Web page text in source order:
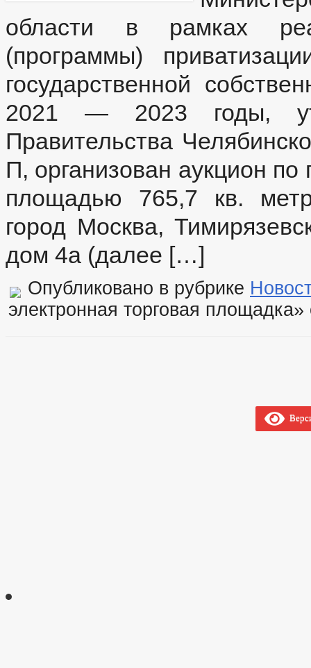
ОБРАТНАЯ СВЯЗЬ ДЛЯ СООБЩЕНИЙ О ФАКТАХ КОРРУПЦИИ
ПРАВОВЫЕ АКТЫ
РЕШЕНИЯ
ПРОТЕСТЫ
РАСПОРЯЖЕНИЯ АДМИНИСТРАЦИИ
ПУБЛИЧНЫЕ СЛУШАНИЯ
БЮДЖЕТ
ОТЧЕТ ОБ ИСПОЛНЕНИИ БЮДЖЕТА
МУНИЦИПАЛЬНЫЕ УСЛУГИ
МУНИЦИПАЛЬНЫЕ УСЛУГИ
ЕДИНЫЙ ПОРТАЛ ГОСУДАРСТВЕННЫХ
ПРИЕМ ГРАЖДАН
ОБРАЩЕНИЕ К ГЛАВЕ
ИНТЕРНЕТ
РЕГЛАМЕНТ РАССМОТРЕНИЯ ОБРАЩЕНИЙ
области в рамках
(программы)
государственной
2021 — 2023 годы,
Правительства
П, организован аукцион
площадью 765,7 кв.
город Москва,
дом 4а (далее […]
Опубликовано в рубрике
электронная торговая площадка»